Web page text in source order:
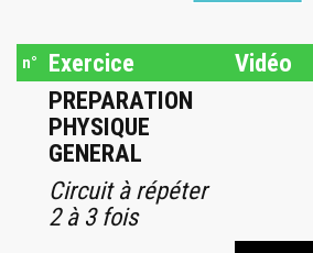
n° Exercice
Vidéo
PREPARATION
PHYSIQUE
GENERAL
Circuit à répéter
2 à 3 fois